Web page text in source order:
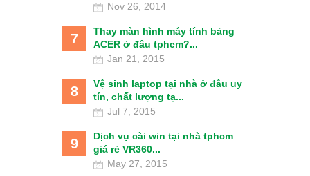
Nov 26, 2014
7
Thay màn hình máy tính bảng
ACER ở đâu tphcm?...
Jan 21, 2015
8
Vệ sinh laptop tại nhà ở đâu uy
tín, chất lượng tạ...
Jul 7, 2015
9
Dịch vụ cài win tại nhà tphcm
giá rẻ VR360...
May 27, 2015